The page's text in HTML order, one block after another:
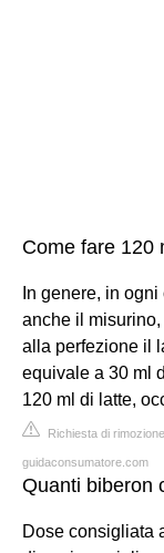
Come fare 120
In genere, in
anche il
alla perfezione il
equivale a 30 ml
120 ml di latte,
Richiesta di
guidaconsumatore.com
Quanti biberon
Dose consigliata